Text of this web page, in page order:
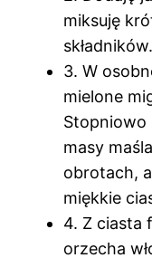
miksuję
składników.
3. W
mielone
Stopniowo
masy
obrotach,
miękkie
4. Z ciasta
orzecha